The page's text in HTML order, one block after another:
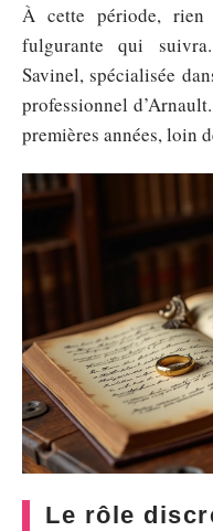
À cette période, rien
fulgurante qui
Savinel, spécialisée
professionnel
premières années, loin
Le rôle